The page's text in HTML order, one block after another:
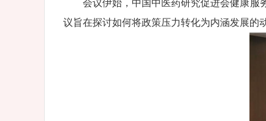
会议伊始，中国中医药研究促进会健康服
议旨在探讨如何将政策压力转化为内涵发展的